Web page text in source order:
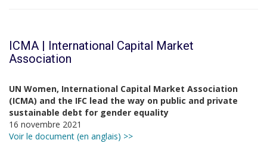
ICMA | International Capital Market
Association
UN Women, International Capital Market Association
(ICMA) and the IFC lead the way on public and private
sustainable debt for gender equality
16 novembre 2021
Voir le document (en anglais) >>